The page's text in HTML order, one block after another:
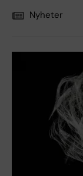
Nyheter